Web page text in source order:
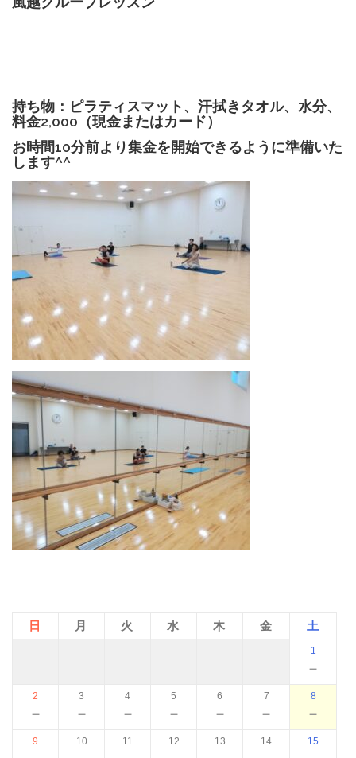
持ち物：ピラティスマット、汗拭きタオル、水分、
料金2,000（現金またはカード）
お時間10分前より集金を開始できるように準備いた
します^^
日 月 火 水 木 金 土
1
－
2
－
3
－
4
－
5
－
6
－
7
－
8
－
9 10 11 12 13 14 15